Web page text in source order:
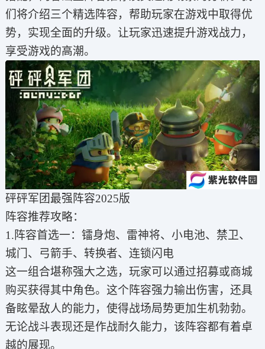
们将介绍三个精选阵容，帮助玩家在游戏中取得优
势，实现全面的升级。让玩家迅速提升游戏战力，
享受游戏的高潮。
砰砰军团最强阵容2025版
阵容推荐攻略：
1.阵容首选一：镭身炮、雷神将、小电池、禁卫、
城门、弓箭手、转换者、连锁闪电
这一组合堪称强大之选，玩家可以通过招募或商城
购买获得其中角色。这个阵容强力输出伤害，还具
备眩晕敌人的能力，使得战场局势更加生机勃勃。
无论战斗表现还是作战耐久能力，该阵容都有着卓
越的展现。